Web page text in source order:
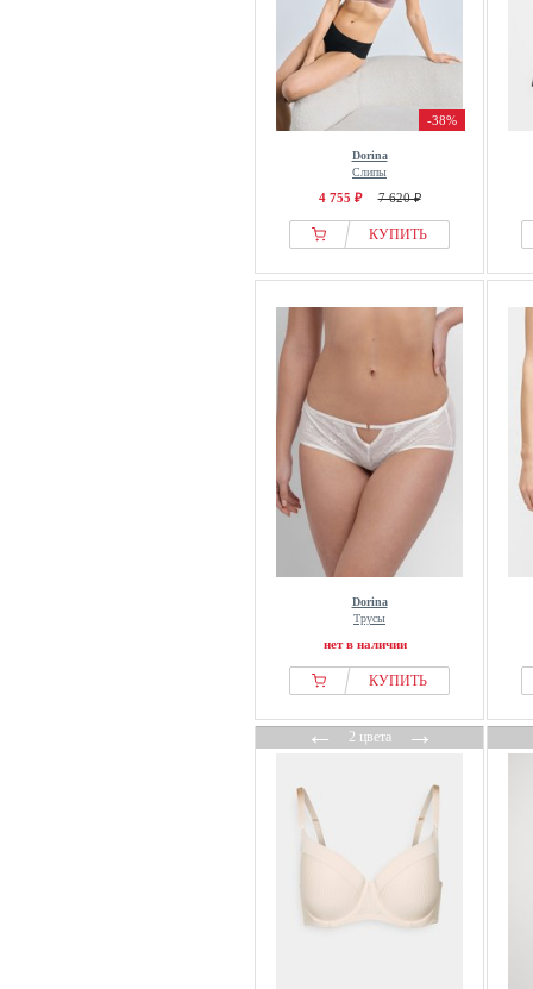
-38%
Dorina
Слипы
4 755 ₽ 7 620 ₽
КУПИТЬ
Dorina
Трусы
нет в наличии
КУПИТЬ
←2 цвета→